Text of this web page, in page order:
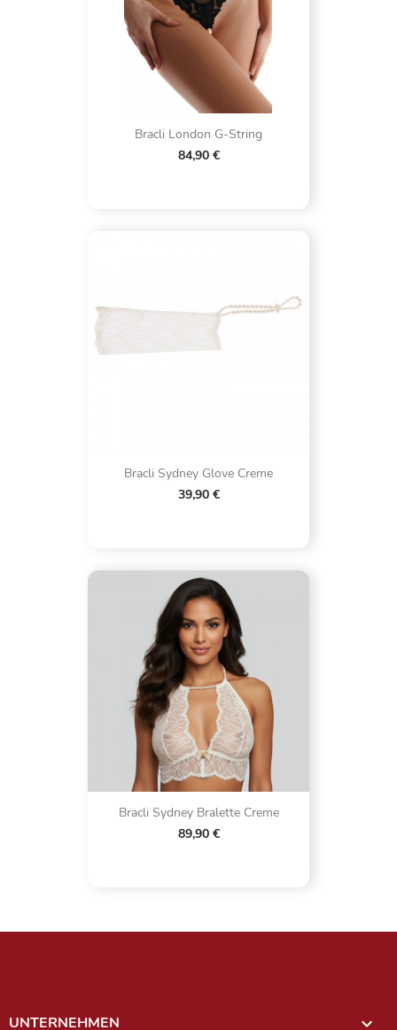
Bracli London G-String
84,90 €
Bracli Sydney Glove Creme
39,90 €
Bracli Sydney Bralette Creme
89,90 €
UNTERNEHMEN 